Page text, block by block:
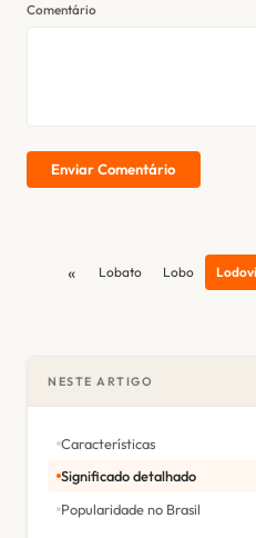
Comentário
Enviar Comentário
« Lobato Lobo
NESTE ARTIGO
Características
Significado detalhado
Popularidade no Brasil